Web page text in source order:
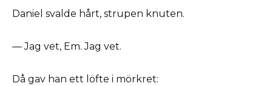
Daniel svalde hårt, strupen knuten.
— Jag vet, Em. Jag vet.
Då gav han ett löfte i mörkret: